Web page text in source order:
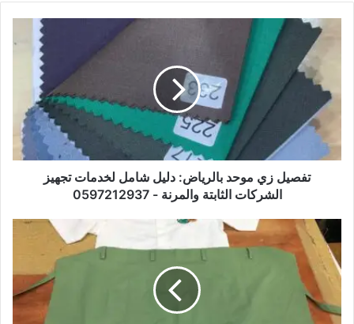
تفصيل زي موحد بالرياض: دليل شامل لخدمات تجهيز
الشركات الثابتة والمرنة - 0597212937